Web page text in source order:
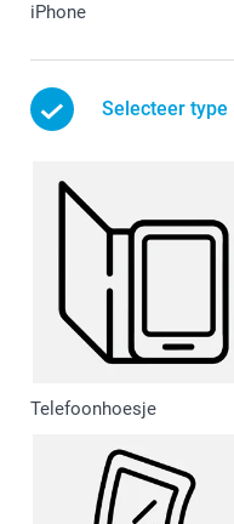
iPhone
Selecteer type
Telefoonhoesje